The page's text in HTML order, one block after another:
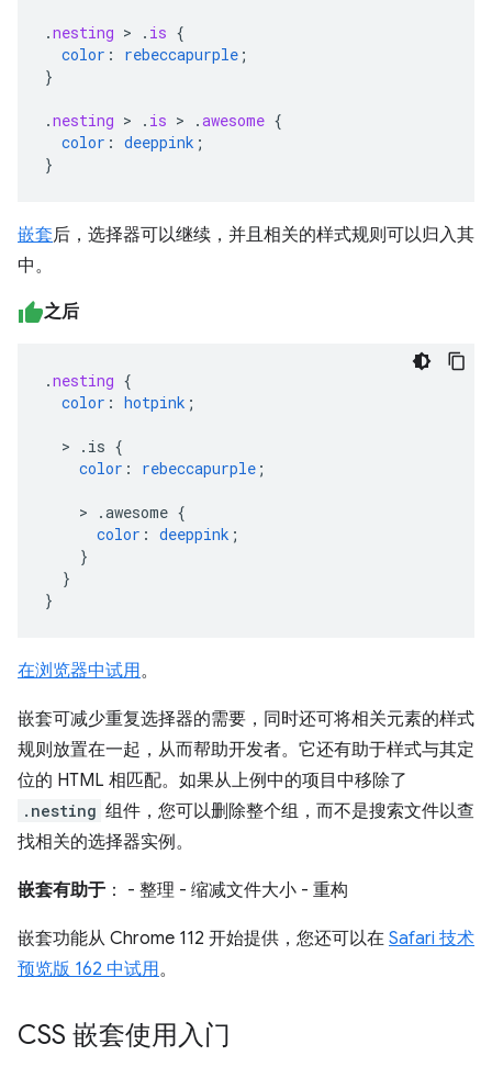
.nesting > . is {
color : rebeccapurple ;
}
.nesting > . is > .awesome {
color : deeppink ;
}
嵌套后，选择器可以继续，并且相关的样式规则可以归入其
中。
之后
.nesting {
color : hotpink ;
> .is {
color : rebeccapurple ;
> .awesome {
color : deeppink ;
}
}
}
在浏览器中试用。
嵌套可减少重复选择器的需要，同时还可将相关元素的样式
规则放置在一起，从而帮助开发者。它还有助于样式与其定
位的 HTML 相匹配。如果从上例中的项目中移除了
.nesting 组件，您可以删除整个组，而不是搜索文件以查
找相关的选择器实例。
嵌套有助于 ： - 整理 - 缩减文件大小 - 重构
嵌套功能从 Chrome 112 开始提供，您还可以在 Safari 技术
预览版 162 中试用。
CSS 嵌套使用入门